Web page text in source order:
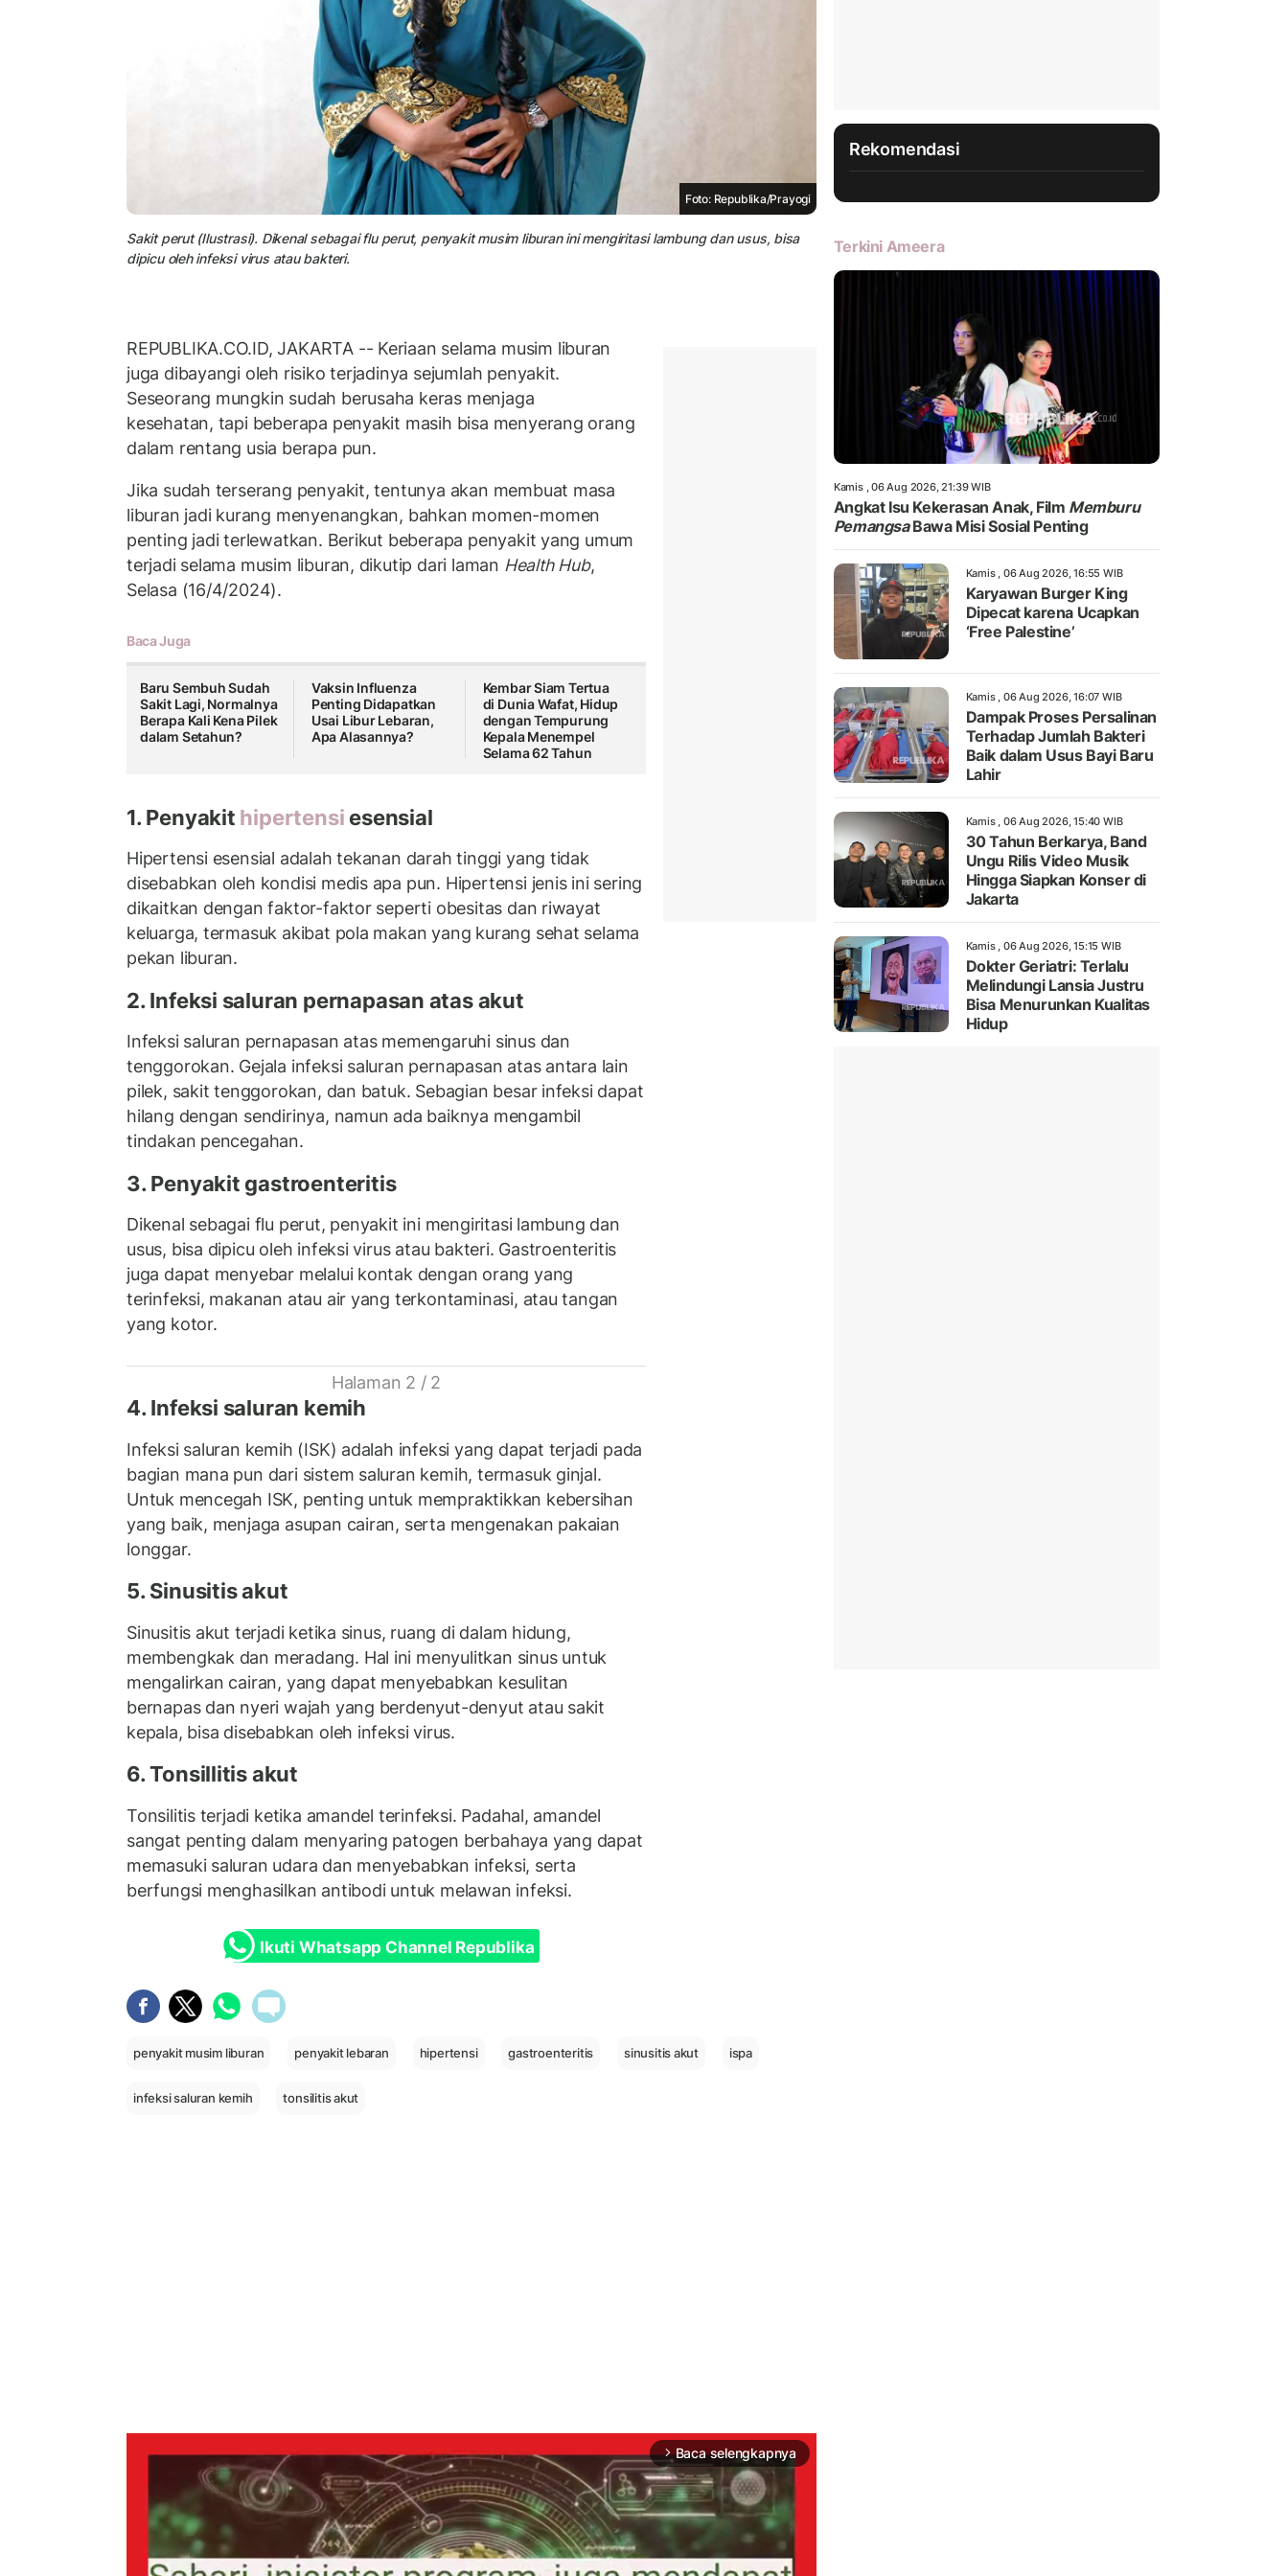
Foto: Republika/Prayogi
Sakit perut (Ilustrasi). Dikenal sebagai flu perut, penyakit musim liburan ini mengiritasi lambung dan usus, bisa
dipicu oleh infeksi virus atau bakteri.
REPUBLIKA.CO.ID, JAKARTA -- Keriaan selama musim liburan
juga dibayangi oleh risiko terjadinya sejumlah penyakit.
Seseorang mungkin sudah berusaha keras menjaga
kesehatan, tapi beberapa penyakit masih bisa menyerang orang
dalam rentang usia berapa pun.
Jika sudah terserang penyakit, tentunya akan membuat masa
liburan jadi kurang menyenangkan, bahkan momen-momen
penting jadi terlewatkan. Berikut beberapa penyakit yang umum
terjadi selama musim liburan, dikutip dari laman Health Hub,
Selasa (16/4/2024).
Baca Juga
Baru Sembuh Sudah
Sakit Lagi, Normalnya
Berapa Kali Kena Pilek
dalam Setahun?
Vaksin Influenza
Penting Didapatkan
Usai Libur Lebaran,
Apa Alasannya?
Kembar Siam Tertua
di Dunia Wafat, Hidup
dengan Tempurung
Kepala Menempel
Selama 62 Tahun
1. Penyakit hipertensi esensial
Hipertensi esensial adalah tekanan darah tinggi yang tidak
disebabkan oleh kondisi medis apa pun. Hipertensi jenis ini sering
dikaitkan dengan faktor-faktor seperti obesitas dan riwayat
keluarga, termasuk akibat pola makan yang kurang sehat selama
pekan liburan.
2. Infeksi saluran pernapasan atas akut
Infeksi saluran pernapasan atas memengaruhi sinus dan
tenggorokan. Gejala infeksi saluran pernapasan atas antara lain
pilek, sakit tenggorokan, dan batuk. Sebagian besar infeksi dapat
hilang dengan sendirinya, namun ada baiknya mengambil
tindakan pencegahan.
3. Penyakit gastroenteritis
Dikenal sebagai flu perut, penyakit ini mengiritasi lambung dan
usus, bisa dipicu oleh infeksi virus atau bakteri. Gastroenteritis
juga dapat menyebar melalui kontak dengan orang yang
terinfeksi, makanan atau air yang terkontaminasi, atau tangan
yang kotor.
Halaman 2 / 2
4. Infeksi saluran kemih
Infeksi saluran kemih (ISK) adalah infeksi yang dapat terjadi pada
bagian mana pun dari sistem saluran kemih, termasuk ginjal.
Untuk mencegah ISK, penting untuk mempraktikkan kebersihan
yang baik, menjaga asupan cairan, serta mengenakan pakaian
longgar.
5. Sinusitis akut
Sinusitis akut terjadi ketika sinus, ruang di dalam hidung,
membengkak dan meradang. Hal ini menyulitkan sinus untuk
mengalirkan cairan, yang dapat menyebabkan kesulitan
bernapas dan nyeri wajah yang berdenyut-denyut atau sakit
kepala, bisa disebabkan oleh infeksi virus.
6. Tonsillitis akut
Tonsilitis terjadi ketika amandel terinfeksi. Padahal, amandel
sangat penting dalam menyaring patogen berbahaya yang dapat
memasuki saluran udara dan menyebabkan infeksi, serta
berfungsi menghasilkan antibodi untuk melawan infeksi.
Ikuti Whatsapp Channel Republika
penyakit musim liburan penyakit lebaran hipertensi gastroenteritis sinusitis akut ispa
infeksi saluran kemih tonsilitis akut
arrow_forward_ios Baca selengkapnya
Rekomendasi
Terkini Ameera
Kamis , 06 Aug 2026, 21:39 WIB
Angkat Isu Kekerasan Anak, Film Memburu
PemangsaBawa Misi Sosial Penting
Kamis , 06 Aug 2026, 16:55 WIB
Karyawan Burger King
Dipecat karena Ucapkan
‘Free Palestine’
Kamis , 06 Aug 2026, 16:07 WIB
Dampak Proses Persalinan
Terhadap Jumlah Bakteri
Baik dalam Usus Bayi Baru
Lahir
Kamis , 06 Aug 2026, 15:40 WIB
30 Tahun Berkarya, Band
Ungu Rilis Video Musik
Hingga Siapkan Konser di
Jakarta
Kamis , 06 Aug 2026, 15:15 WIB
Dokter Geriatri: Terlalu
Melindungi Lansia Justru
Bisa Menurunkan Kualitas
Hidup